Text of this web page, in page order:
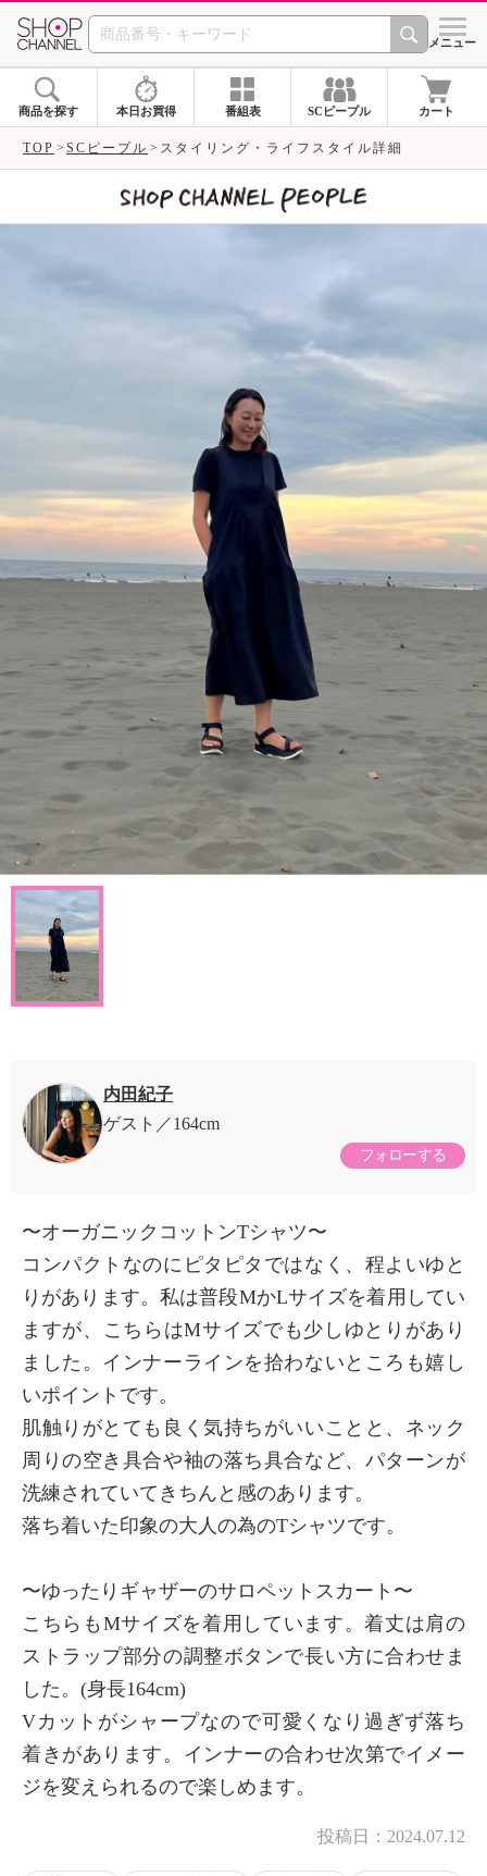
SHOP CHANNEL シメニュー
商品を探す 本日お買得 番組表 SCピープル カート
TOP SCピープル スタイリング・ライフスタイル詳細
内田紀子
ゲスト
164cm
フォローする
〜オーガニックコットンTシャツ〜
コンパクトなのにピタピタではなく、程よいゆと
りがあります。私は普段MかLサイズを着用してい
ますが、こちらはMサイズでも少しゆとりがあり
ました。インナーラインを拾わないところも嬉し
いポイントです。
肌触りがとても良く気持ちがいいことと、ネック
周りの空き具合や袖の落ち具合など、パターンが
洗練されていてきちんと感のあります。
落ち着いた印象の大人の為のTシャツです。
〜ゆったりギャザーのサロペットスカート〜
こちらもMサイズを着用しています。着丈は肩の
ストラップ部分の調整ボタンで長い方に合わせま
した。(身長164cm)
Vカットがシャープなので可愛くなり過ぎず落ち
着きがあります。インナーの合わせ次第でイメー
ジを変えられるので楽しめます。
投稿日： 2024.07.12